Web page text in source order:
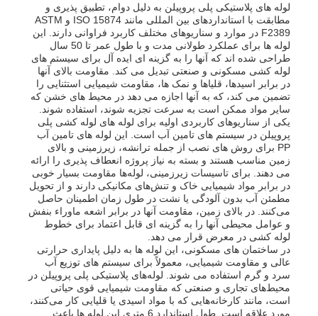
لوله های پلاستیکی پلی پروپیلن به دلیل دوام، تطبیق پذیری و
مطابقت با استانداردهای بین المللی مانند ISO 15874 و ASTM
F2389 در موارد و سناریوهای مختلف کاربرد فراوانی دارند. این
لوله ها برای عملکرد طولانی مدت و با طول عمر تا 50 سال
طراحی شده اند که آنها را به گزینه ای ایده آل برای سیستم های
لوله کشی مسکونی و صنعتی تبدیل می کند. مقاومت بالای آنها
در برابر اسیدها، قلیاها و نمک ها، مقاومت شیمیایی استثنایی را
تضمین می کند، که به آنها اجازه می دهد در محیط های خشن که
سایر مواد ممکن است به سرعت تجزیه شوند، استفاده شوند.
یکی از سناریوهای کاربردی اولیه برای لوله های لوله کشی پلی
پروپیلن در سیستم های تامین آب است. این لوله های تامین آب
PP برای روش های نصب از جمله ترانشه، زیرزمینی و بالای
زمین مناسب هستند و بسته به نیاز پروژه انعطاف پذیری را ارائه
می دهند. برای تاسیسات زیرزمینی، لوله‌ها مقاومت بسیار خوبی
در برابر مواد شیمیایی خاک و تنش‌های مکانیکی دارند و از تحویل
مطمئن آب بدون آلودگی یا نشت در طول زمان اطمینان حاصل
می‌کنند. در بالای زمین، مقاومت آنها در برابر اشعه ماوراء بنفش
و عوامل محیطی آنها را به گزینه ای قابل اعتماد برای خطوط
لوله کشی در معرض قرار می دهد.
در ساختمان های مسکونی، این لوله ها به دلیل پایداری حرارتی
عالی و مقاومت شیمیایی، معمولاً برای سیستم های توزیع آب
سرد و گرم استفاده می شوند. لوله‌های پلاستیکی پلی پروپیلن در
محیط‌های تجاری و صنعتی که مقاومت شیمیایی قوی حیاتی
است، مانند کارخانه‌هایی که با مواد اسیدی یا قلیایی کار می‌کنند،
مورد علاقه است. طول استاندارد 6 متری این لوله ها باعث